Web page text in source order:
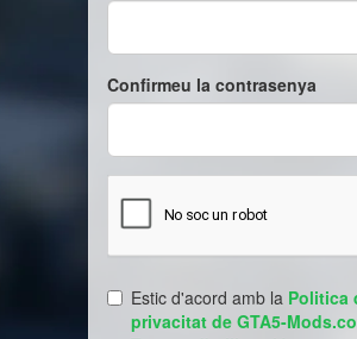
Confirmeu la contrasenya
Estic d'acord amb la Politica
privacitat de GTA5-